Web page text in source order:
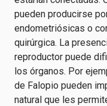
pueden producirse
endometriósicas o
quirúrgica. La
reproductor puede
los órganos. Por
de Falopio pueden
natural que les